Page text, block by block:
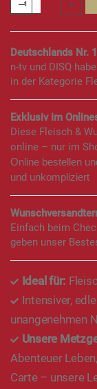
Deutschlands Nr.
n-tv und DISQ
in der Kategorie
Exklusiv im
Diese Fleisch &
online – nur im
Online bestellen
und unkompliziert
Einfach beim
geben unser
Ideal für:
Intensiver,
unangenehmen
Unsere
Abenteuer
Carte – unsere